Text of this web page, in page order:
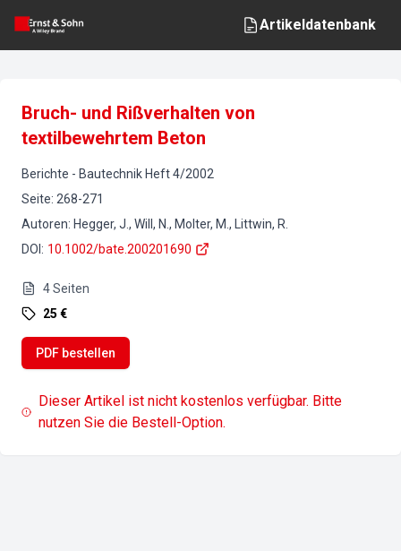
Artikeldatenbank
Bruch- und Rißverhalten von
textilbewehrtem Beton
Berichte - Bautechnik Heft4/2002
Seite: 268-271
Autoren: Hegger, J., Will, N., Molter, M., Littwin, R.
DOI : 10.1002/bate.200201690
4Seiten
25 €
PDF bestellen
Dieser Artikel ist nicht kostenlos verfügbar. Bitte
nutzen Sie die Bestell-Option.